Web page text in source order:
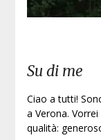
Su di me
Ciao a tutti!
a Verona.
qualità: